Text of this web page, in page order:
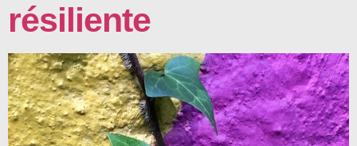
résiliente